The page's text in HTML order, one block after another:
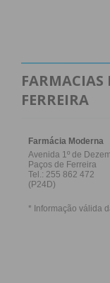
FARMACIAS
FERREIRA